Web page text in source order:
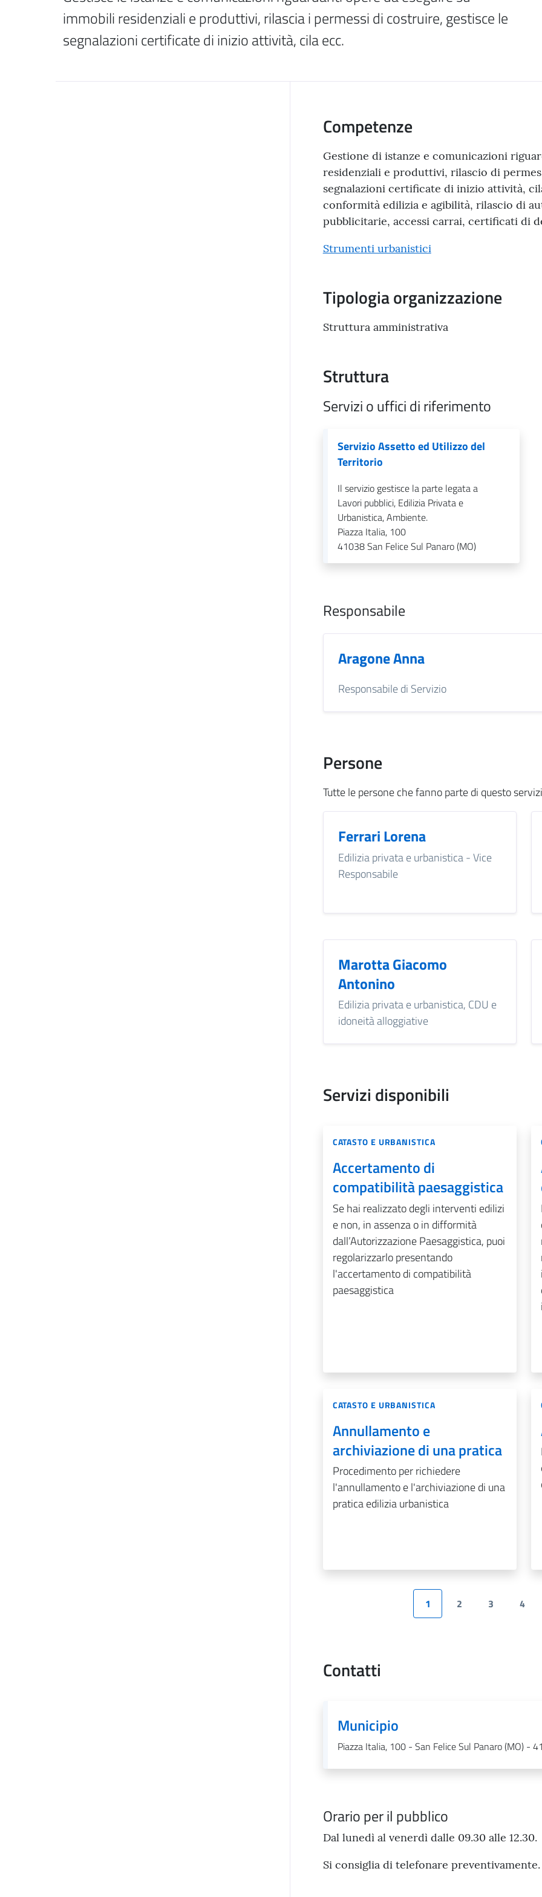
immobili residenziali e produttivi, rilascia i permessi di costruire, gestisce le
segnalazioni certificate di inizio attività, cila ecc.
Competenze
Gestione di istanze e comunicazioni
residenziali e produttivi, rilascio di
segnalazioni certificate di inizio attività,
conformità edilizia e agibilità, rilascio di
pubblicitarie, accessi carrai, certificati di
Strumenti urbanistici
Tipologia organizzazione
Struttura amministrativa
Struttura
Servizi o uffici di riferimento
Servizio Assetto ed Utilizzo del
Territorio
Il servizio gestisce la parte legata a
Lavori pubblici, Edilizia Privata e
Urbanistica, Ambiente.
Piazza Italia, 100
41038San Felice Sul Panaro (MO)
Responsabile
Aragone Anna
Responsabile di Servizio
Persone
Tutte le persone che fanno parte di questo
Ferrari Lorena
Edilizia privata e urbanistica - Vice
Responsabile
Marotta Giacomo
Antonino
Edilizia privata e urbanistica, CDU e
idoneità alloggiative
Servizi disponibili
CATASTO E URBANISTICA
Accertamento di
compatibilità paesaggistica
Se hai realizzato degli interventi edilizi
e non, in assenza o in difformità
dall’Autorizzazione Paesaggistica, puoi
regolarizzarlo presentando
l'accertamento di compatibilità
paesaggistica
CATASTO E URBANISTICA
Annullamento e
archiviazione di una pratica
Procedimento per richiedere
l'annullamento e l'archiviazione di una
pratica edilizia urbanistica
Pagina precedente
Pagina
1 Pagina
2 Pagina
3 4
Contatti
Municipio
Piazza Italia, 100 - San Felice Sul Panaro (MO) -
Orario per il pubblico
Dal lunedì al venerdì dalle 09.30 alle 12.30.
Si consiglia di telefonare preventivamente.